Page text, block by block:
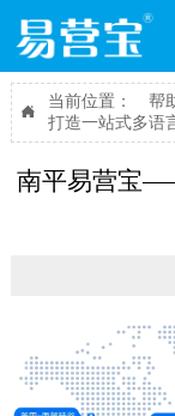

当前位置： 帮
打造一站式多语
南平易营宝